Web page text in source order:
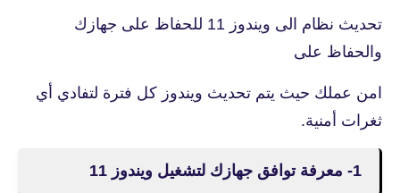
تحديث نظام الى ويندوز 11 للحفاظ على جهازك
والحفاظ على
امن عملك حيث يتم تحديث ويندوز كل فترة لتفادي أي
ثغرات أمنية.
1- معرفة توافق جهازك لتشغيل ويندوز 11